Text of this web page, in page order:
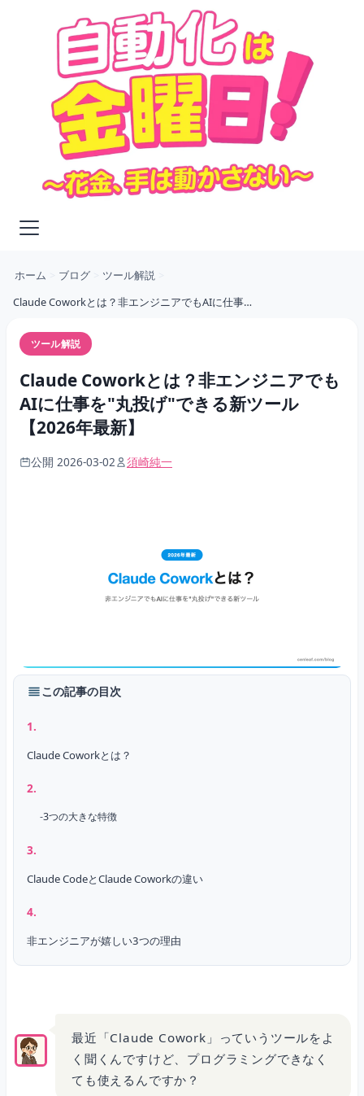
ホーム ブログ ツール解説
Claude Coworkとは？非エンジニアでもAIに仕事を"丸投げ"できる新ツール【2026年最新】
ツール解説
Claude Coworkとは？非エンジニアでも
AIに仕事を"丸投げ"できる新ツール
【2026年最新】
公開 2026-03-02 須崎純一
この記事の目次
Claude Coworkとは？
3つの大きな特徴
Claude CodeとClaude Coworkの違い
非エンジニアが嬉しい3つの理由
理由2：複数ステップの作業を自動で進めてくれる
最近「Claude Cowork」っていうツールをよ
く聞くんですけど、プログラミングできなく
ても使えるんですか？